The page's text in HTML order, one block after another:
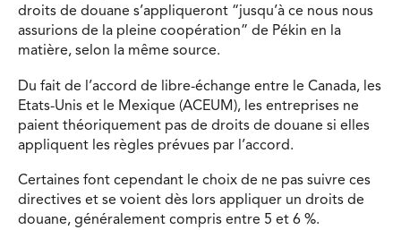
droits de douane s’appliqueront “jusqu’à ce nous nous
assurions de la pleine coopération” de Pékin en la
matière, selon la même source.
Du fait de l’accord de libre-échange entre le Canada, les
Etats-Unis et le Mexique (ACEUM), les entreprises ne
paient théoriquement pas de droits de douane si elles
appliquent les règles prévues par l’accord.
Certaines font cependant le choix de ne pas suivre ces
directives et se voient dès lors appliquer un droits de
douane, généralement compris entre 5 et 6 %.